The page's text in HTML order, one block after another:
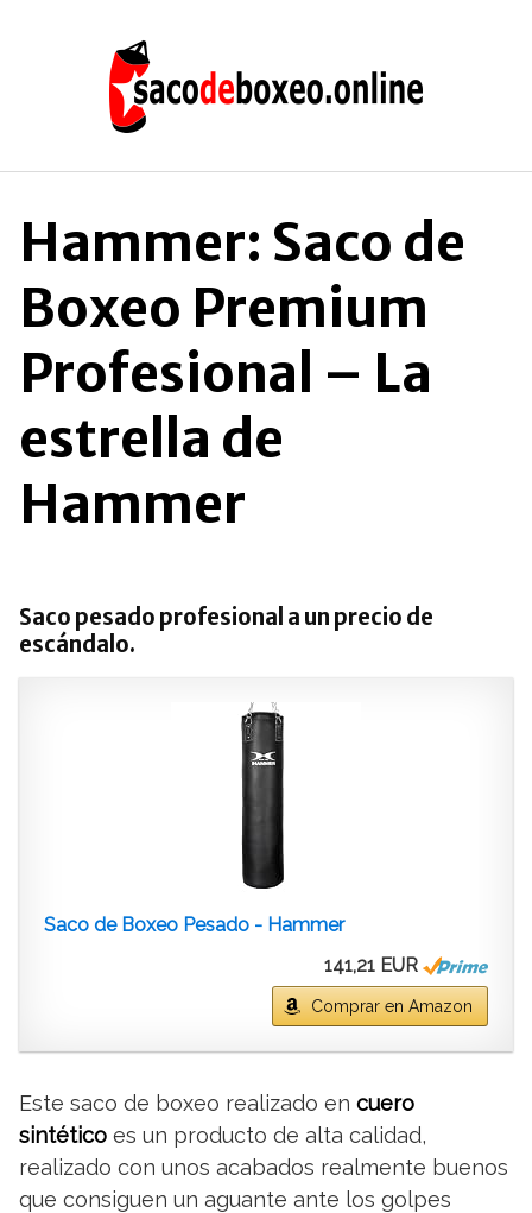
Hammer: Saco de
Boxeo Premium
Profesional – La
estrella de
Hammer
Saco pesado profesional a un precio de
escándalo.
Saco de Boxeo Pesado - Hammer
141,21 EUR
Comprar en Amazon
Este saco de boxeo realizado en cuero
sintético es un producto de alta calidad,
realizado con unos acabados realmente buenos
que consiguen un aguante ante los golpes